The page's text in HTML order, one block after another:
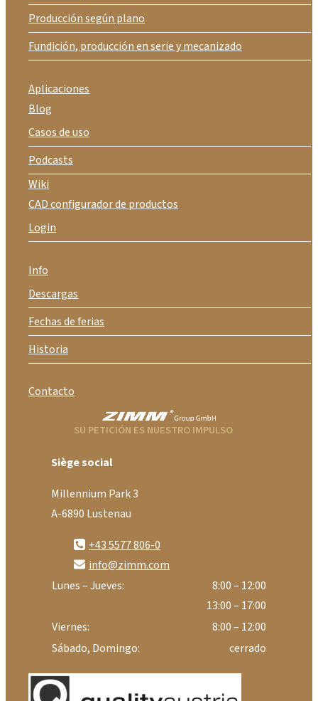
Producción según plano
Fundición, producción en serie y mecanizado
Aplicaciones
Blog
Casos de uso
Podcasts
Wiki
CAD configurador de productos
Login
Info
Descargas
Fechas de ferias
Historia
Contacto
SU PETICIÓN ES NUESTRO IMPULSO
Siège social
Millennium Park 3
A-6890 Lustenau
+43 5577 806-0
info@zimm.com
Lunes – Jueves:
8:00 – 12:00
13:00 – 17:00
Viernes:
8:00 – 12:00
Sábado, Domingo:
cerrado